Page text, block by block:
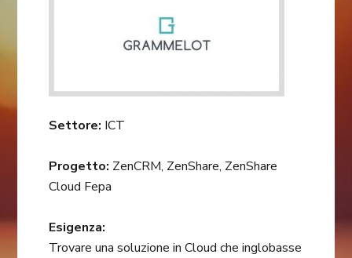
Settore: ICT
Progetto: ZenCRM, ZenShare, ZenShare
Cloud Fepa
Esigenza:
Trovare una soluzione in Cloud che inglobasse